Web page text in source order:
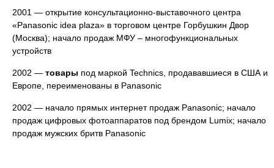
2001 — открытие консультационно-выставочного центра
«Panasonic idea plaza» в торговом центре Горбушкин Двор
(Москва); начало продаж МФУ – многофункциональных
устройств
2002 — товары под маркой Technics, продававшиеся в США и
Европе, переименованы в Panasonic
2002 — начало прямых интернет продаж Panasonic; начало
продаж цифровых фотоаппаратов под брендом Lumix; начало
продаж мужских бритв Panasonic